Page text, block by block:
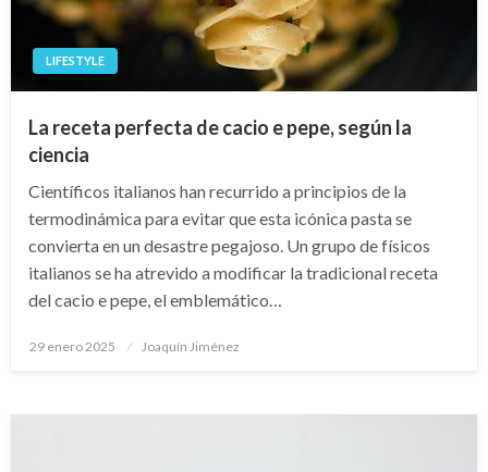
LIFESTYLE
La receta perfecta de cacio e pepe, según la
ciencia
Científicos italianos han recurrido a principios de la
termodinámica para evitar que esta icónica pasta se
convierta en un desastre pegajoso. Un grupo de físicos
italianos se ha atrevido a modificar la tradicional receta
del cacio e pepe, el emblemático…
Publicado
29 enero 2025 Joaquín Jiménez